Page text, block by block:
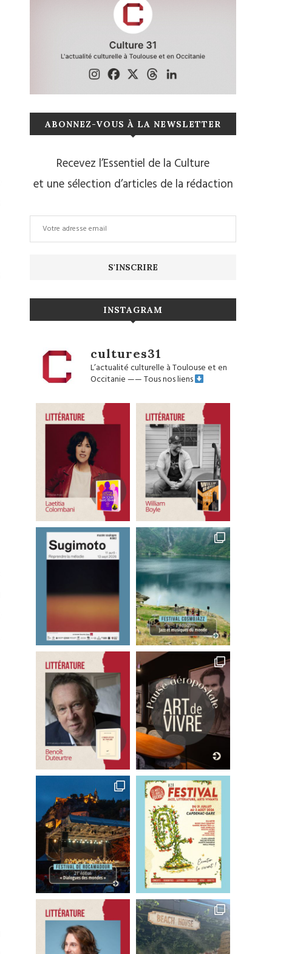
ABONNEZ-VOUS À LA NEWSLETTER
Recevez l’Essentiel de la Culture
et une sélection d’articles de la rédaction
INSTAGRAM
cultures31
L’actualité culturelle à Toulouse et en
Occitanie——Tous nos liens